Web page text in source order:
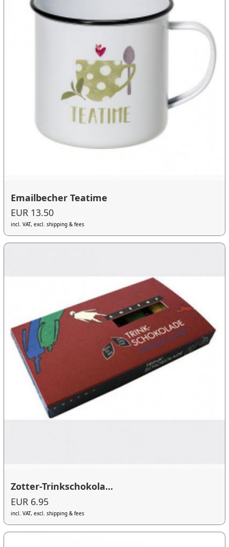
Emailbecher Teatime
EUR 13.50
incl. VAT, excl. shipping & fees
Zotter-Trinkschokola...
EUR 6.95
incl. VAT, excl. shipping & fees